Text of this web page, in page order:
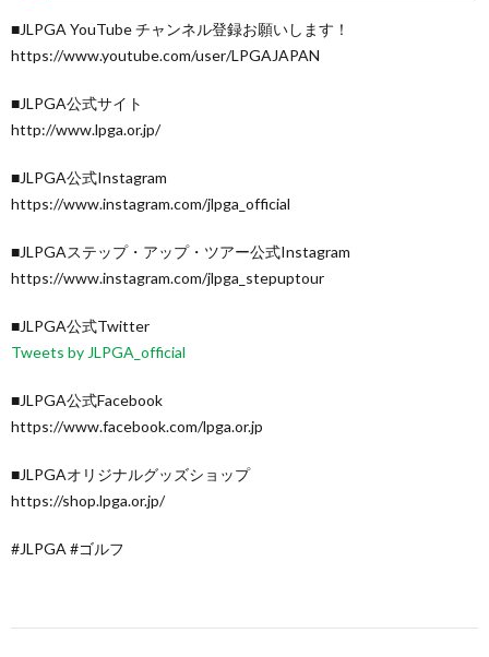
■JLPGA YouTube チャンネル登録お願いします！
https://www.youtube.com/user/LPGAJAPAN
■JLPGA公式サイト
http://www.lpga.or.jp/
■JLPGA公式Instagram
https://www.instagram.com/jlpga_official
■JLPGAステップ・アップ・ツアー公式Instagram
https://www.instagram.com/jlpga_stepuptour
■JLPGA公式Twitter
Tweets by JLPGA_official
■JLPGA公式Facebook
https://www.facebook.com/lpga.or.jp
■JLPGAオリジナルグッズショップ
https://shop.lpga.or.jp/
#JLPGA #ゴルフ